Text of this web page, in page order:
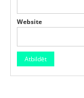
Website